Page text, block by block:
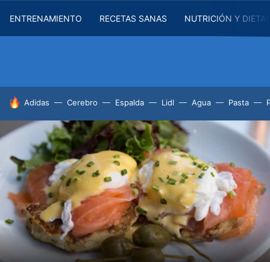
ENTRENAMIENTO RECETAS SANAS NUTRICIÓN Y
HOY SE HABLA DE
Adidas Cerebro Espalda Lidl Agua Pasta